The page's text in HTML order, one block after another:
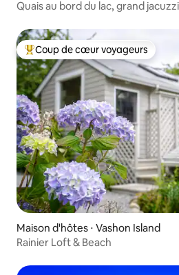
Quais au bord du lac, grand
Coups de cœur voyageurs les plus
Coup de cœur voyageurs
Maison d'hôtes ⋅ Vashon Island
Rainier Loft & Beach